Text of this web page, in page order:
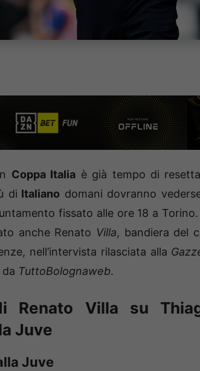
Coppa Italia è già tempo di
di Italiano domani dovranno
fissato alle ore 18 a Torino.
anche Renato Villa, bandiera del
nell’intervista rilasciata alla
TuttoBolognaweb.
Renato Villa su
Juve
Juve